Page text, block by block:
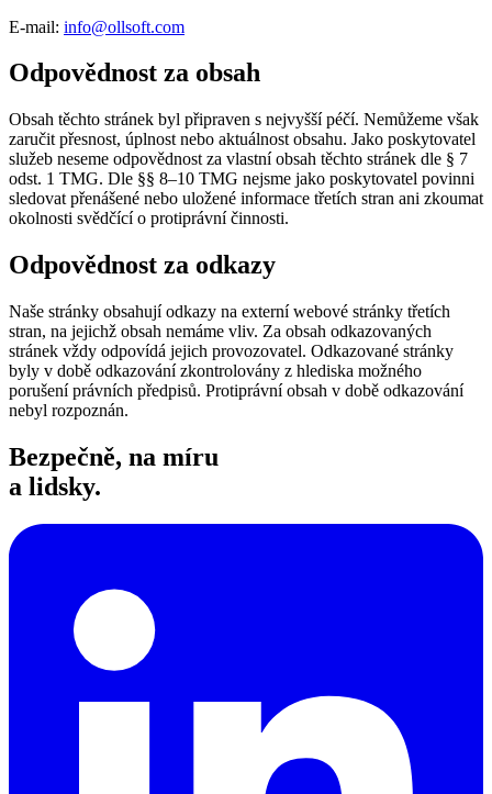
E-mail: info@ollsoft.com
Odpovědnost za obsah
Obsah těchto stránek byl připraven s nejvyšší péčí. Nemůžeme však
zaručit přesnost, úplnost nebo aktuálnost obsahu. Jako poskytovatel
služeb neseme odpovědnost za vlastní obsah těchto stránek dle § 7
odst. 1 TMG. Dle §§ 8–10 TMG nejsme jako poskytovatel povinni
sledovat přenášené nebo uložené informace třetích stran ani zkoumat
okolnosti svědčící o protiprávní činnosti.
Odpovědnost za odkazy
Naše stránky obsahují odkazy na externí webové stránky třetích
stran, na jejichž obsah nemáme vliv. Za obsah odkazovaných
stránek vždy odpovídá jejich provozovatel. Odkazované stránky
byly v době odkazování zkontrolovány z hlediska možného
porušení právních předpisů. Protiprávní obsah v době odkazování
nebyl rozpoznán.
Bezpečně, na míru
a lidsky.